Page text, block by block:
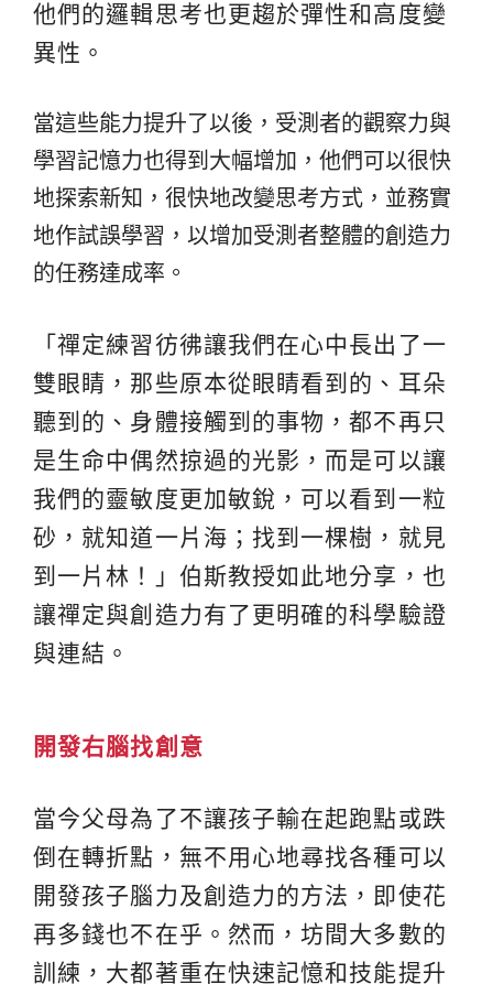
他們的邏輯思考也更趨於彈性和高度變
異性。
當這些能力提升了以後，受測者的觀察力與
學習記憶力也得到大幅增加，他們可以很快
地探索新知，很快地改變思考方式，並務實
地作試誤學習，以增加受測者整體的創造力
的任務達成率。
「禪定練習彷彿讓我們在心中長出了一
雙眼睛，那些原本從眼睛看到的、耳朵
聽到的、身體接觸到的事物，都不再只
是生命中偶然掠過的光影，而是可以讓
我們的靈敏度更加敏銳，可以看到一粒
砂，就知道一片海；找到一棵樹，就見
到一片林！」伯斯教授如此地分享，也
讓禪定與創造力有了更明確的科學驗證
與連結。
開發右腦找創意
當今父母為了不讓孩子輸在起跑點或跌
倒在轉折點，無不用心地尋找各種可以
開發孩子腦力及創造力的方法，即使花
再多錢也不在乎。然而，坊間大多數的
訓練，大都著重在快速記憶和技能提升